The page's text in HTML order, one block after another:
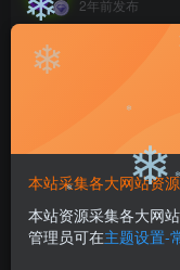
2年前发布
此内容为付费阅读，
黄金会员免费
付费阅读
本站采集各大网站资源
本站资源采集各大网
管理员可在主题设置-
❄
❄
❄
❄
❄